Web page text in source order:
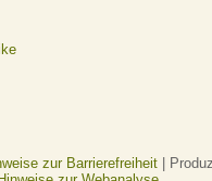
zur Barrierefreiheit |